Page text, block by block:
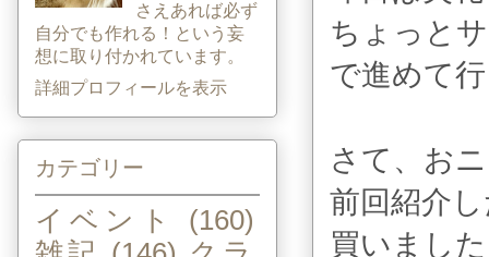
ちょっと
で進めて
さて、お
前回紹介
買いまし
さえあれば必ず
自分でも作れる！という妄
想に取り付かれています。
詳細プロフィールを表示
カテゴリー
イベント
(160)